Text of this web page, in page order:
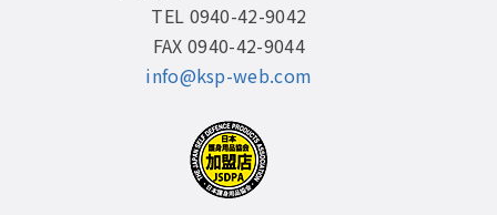
TEL 0940-42-9042
FAX 0940-42-9044
info@ksp-web.com